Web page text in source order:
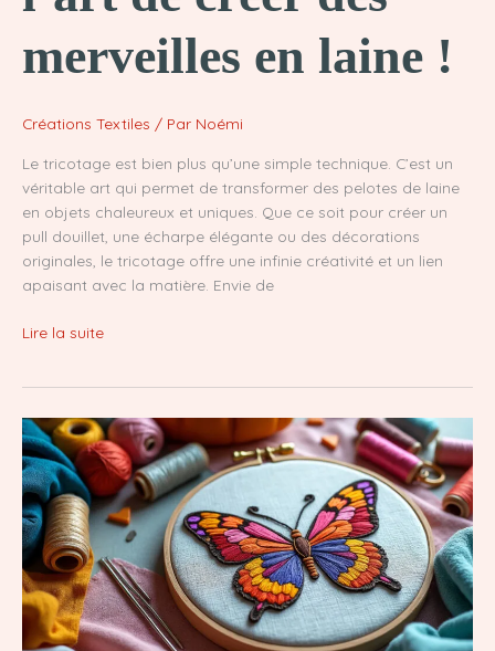
merveilles en laine !
Créations Textiles / Par Noémi
Le tricotage est bien plus qu’une simple technique. C’est un
véritable art qui permet de transformer des pelotes de laine
en objets chaleureux et uniques. Que ce soit pour créer un
pull douillet, une écharpe élégante ou des décorations
originales, le tricotage offre une infinie créativité et un lien
apaisant avec la matière. Envie de
Tricotage
de
créer
des
merveilles
en
laine
!
Lire la suite